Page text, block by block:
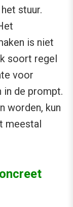
stuur.
is niet
soort regel
voor
in de prompt.
worden, kun
meestal